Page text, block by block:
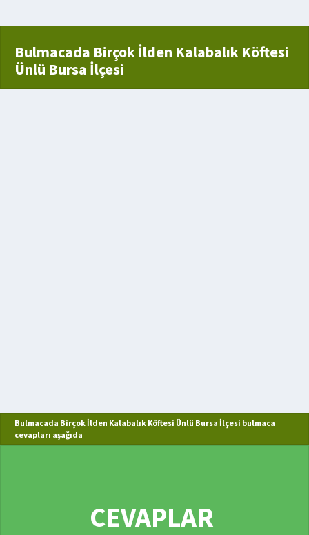
Bulmacada Birçok İlden Kalabalık Köftesi
Ünlü Bursa İlçesi
Bulmacada Birçok İlden Kalabalık Köftesi Ünlü Bursa İlçesi bulmaca
cevapları aşağıda
CEVAPLAR